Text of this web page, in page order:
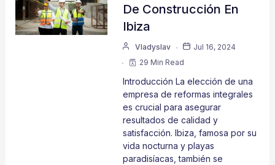
De Construcción En
Ibiza
Vladyslav
Jul 16, 2024
29 Min Read
Introducción La elección de una
empresa de reformas integrales
es crucial para asegurar
resultados de calidad y
satisfacción. Ibiza, famosa por su
vida nocturna y playas
paradisíacas, también se